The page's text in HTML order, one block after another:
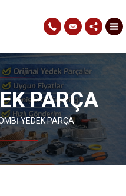
PARÇA
YEDEK PARÇA